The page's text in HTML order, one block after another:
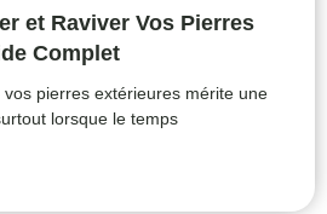
et Raviver Vos Pierres
Complet
pierres extérieures mérite une
lorsque le temps